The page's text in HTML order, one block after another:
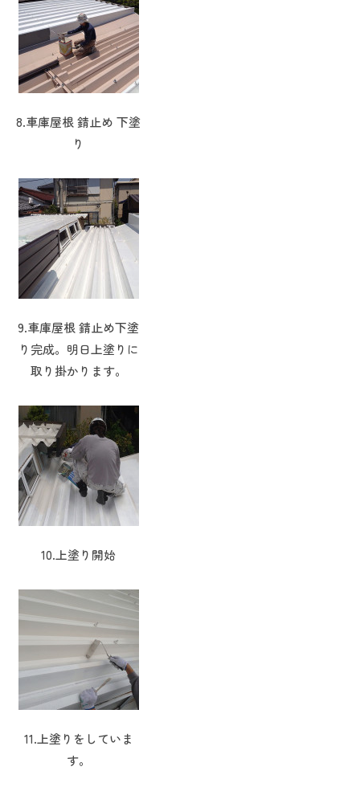
8.車庫屋根 錆止め 下塗
り
9.車庫屋根 錆止め下塗
り完成。明日上塗りに
取り掛かります。
10.上塗り開始
11.上塗りをしていま
す。